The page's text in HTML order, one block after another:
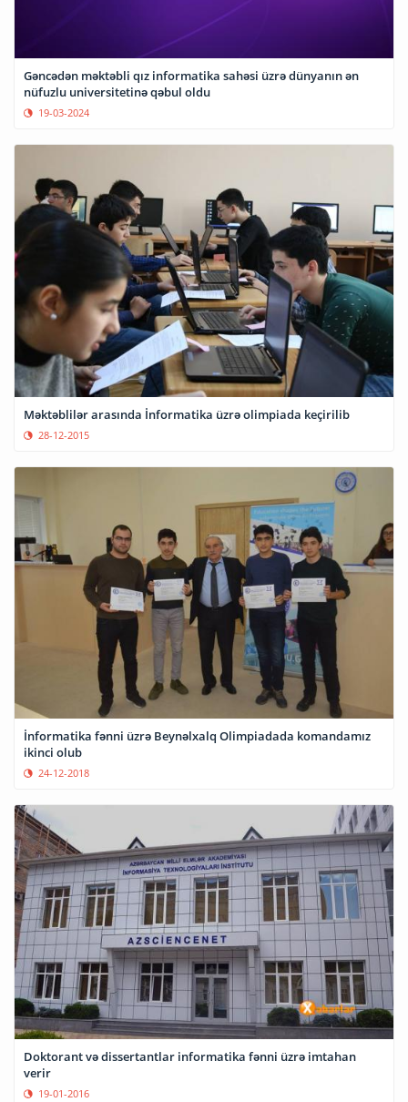
Gəncədən məktəbli qız informatika sahəsi üzrə dünyanın ən
nüfuzlu universitetinə qəbul oldu
19-03-2024
Məktəblilər arasında İnformatika üzrə olimpiada keçirilib
28-12-2015
İnformatika fənni üzrə Beynəlxalq Olimpiadada komandamız
ikinci olub
24-12-2018
Doktorant və dissertantlar informatika fənni üzrə imtahan
verir
19-01-2016